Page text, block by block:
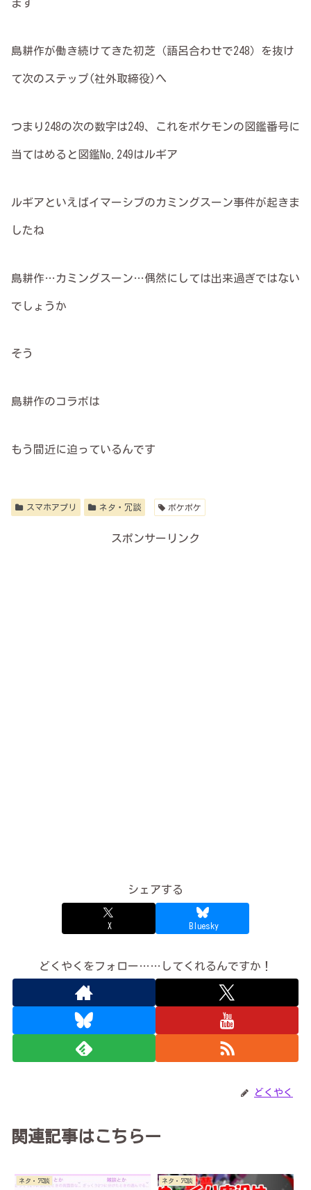
ます
島耕作が働き続けてきた初芝（語呂合わせで248）を抜け
て次のステップ(社外取締役)へ
つまり248の次の数字は249、これをポケモンの図鑑番号に
当てはめると図鑑No.249はルギア
ルギアといえばイマーシブのカミングスーン事件が起きま
したね
島耕作…カミングスーン…偶然にしては出来過ぎではない
でしょうか
そう
島耕作のコラボは
もう間近に迫っているんです
スマホアプリ ネタ・冗談 ポケポケ
スポンサーリンク
シェアする
X Bluesky
どくやくをフォロー……してくれるんですか！
どくやく
関連記事はこちらー
ネタ・冗談 ネタ・冗談